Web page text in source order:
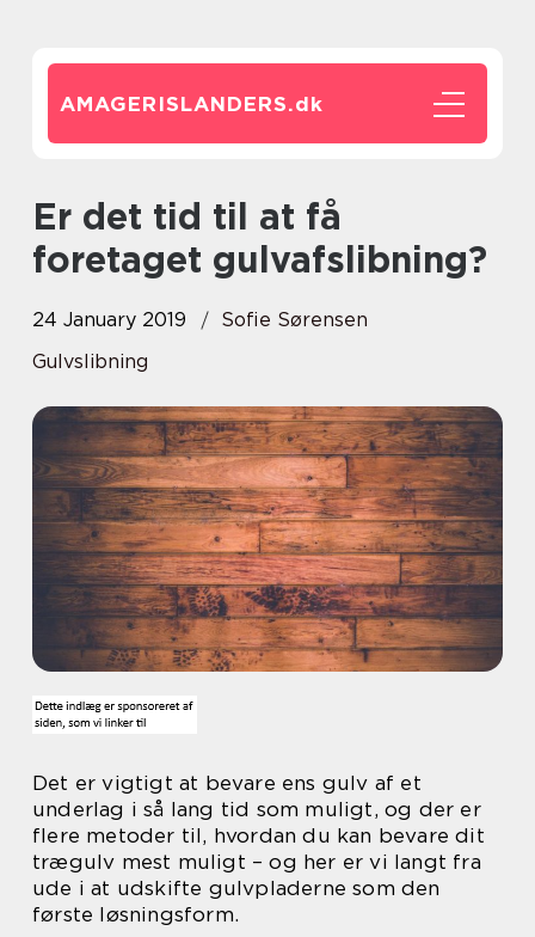
AMAGERISLANDERS.dk
Er det tid til at få
foretaget gulvafslibning?
24 January 2019
Sofie Sørensen
Gulvslibning
Det er vigtigt at bevare ens gulv af et
underlag i så lang tid som muligt, og der er
flere metoder til, hvordan du kan bevare dit
trægulv mest muligt – og her er vi langt fra
ude i at udskifte gulvpladerne som den
første løsningsform.